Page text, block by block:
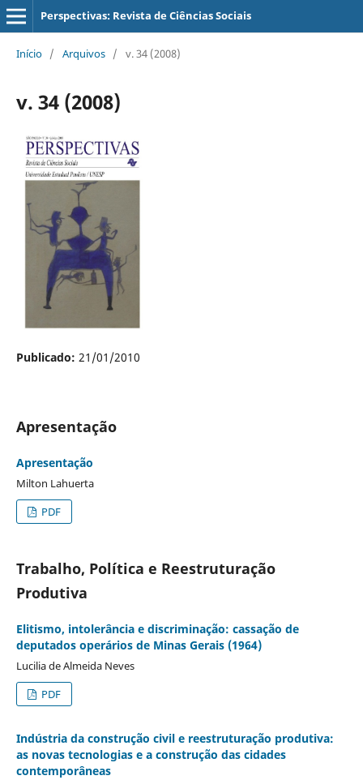
Perspectivas: Revista de Ciências Sociais
Início / Arquivos / v. 34 (2008)
v. 34 (2008)
Publicado: 21/01/2010
Apresentação
Apresentação
Milton Lahuerta
PDF
Trabalho, Política e Reestruturação
Produtiva
Elitismo, intolerância e discriminação: cassação de
deputados operários de Minas Gerais (1964)
Lucilia de Almeida Neves
PDF
Indústria da construção civil e reestruturação produtiva:
as novas tecnologias e a construção das cidades
contemporâneas